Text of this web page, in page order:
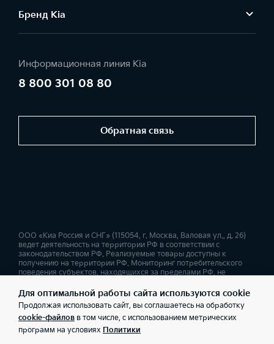
Бренд Kia
Информационная линия Kia
8 800 301 08 80
ООО «Киа Россия и СНГ» (115054, г. Москва, Валовая ул., д. 26)
ведет деятельность на территории РФ в соответствии с
законодательством РФ. Реализуемые товары доступны к
получению на территории РФ. Мониторинг потребительского
поведения субъектов, находящихся за пределами РФ, не
комплектациях и их наличии, ценах, возможных выгодах и
условиях приобретения доступна у дилеров Kia. Товар
сертифицирован. Не является публичной офертой.
Обратная связь
Правовая информация
Обработка персональных данных
Для оптимальной работы сайта используются cookie
Продолжая использовать сайт, вы соглашаетесь на обработку
cookie-файлов в том числе, с использованием метрических
программ на условиях Политики